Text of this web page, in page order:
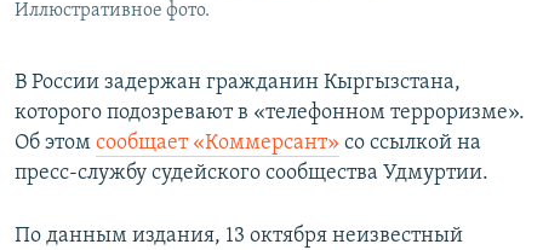
Иллюстративное фото.
В России задержан гражданин Кыргызстана,
которого подозревают в «телефонном терроризме».
Об этом сообщает «Коммерсант» со ссылкой на
пресс-службу судейского сообщества Удмуртии.
По данным издания, 13 октября неизвестный